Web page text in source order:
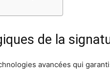
de la
avancées qui